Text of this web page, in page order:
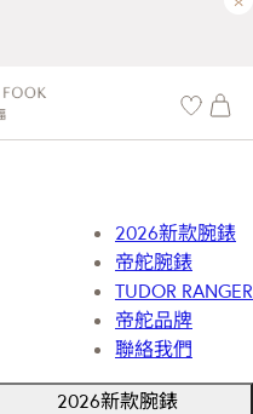
2026新款腕錶
帝舵腕錶
TUDOR RANGER
帝舵品牌
聯絡我們
2026新款腕錶